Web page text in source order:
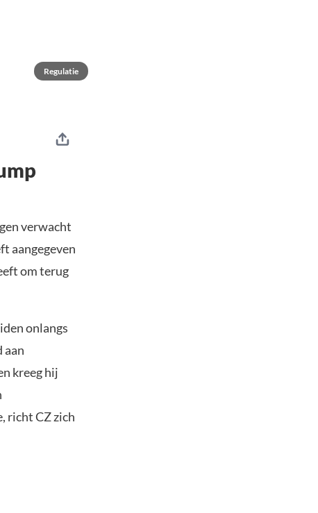
Regulatie
verwacht
aangegeven
om terug
onlangs
aan
kreeg hij
richt CZ zich